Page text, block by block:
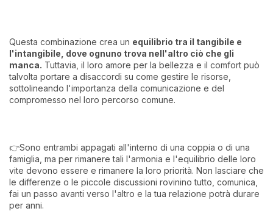
Questa combinazione crea un equilibrio tra il tangibile e
l'intangibile, dove ognuno trova nell'altro ciò che gli
manca. Tuttavia, il loro amore per la bellezza e il comfort può
talvolta portare a disaccordi su come gestire le risorse,
sottolineando l'importanza della comunicazione e del
compromesso nel loro percorso comune.
👉Sono entrambi appagati all'interno di una coppia o di una
famiglia, ma per rimanere tali l'armonia e l'equilibrio delle loro
vite devono essere e rimanere la loro priorità. Non lasciare che
le differenze o le piccole discussioni rovinino tutto, comunica,
fai un passo avanti verso l'altro e la tua relazione potrà durare
per anni.